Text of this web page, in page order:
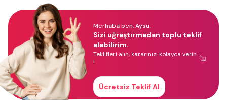
Merhaba ben, Aysu.
Sizi uğraştırmadan toplu teklif
alabilirim.
Teklifleri alın, kararınızı kolayca verin
!
Ücretsiz Teklif Al